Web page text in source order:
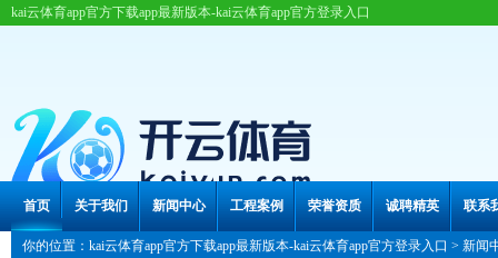
kai云体育app官方下载app最新版本-kai云体育app官方登录入口
首页 关于我们 新闻中心 工程案例 荣誉资质 诚聘精英 联系
你的位置： kai云体育app官方下载app最新版本-kai云体育app官方登录入口 > 新闻